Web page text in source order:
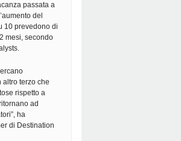
passata a
del
10 prevedono di
mesi, secondo
altro terzo che
rispetto a
ad
ha
di Destination